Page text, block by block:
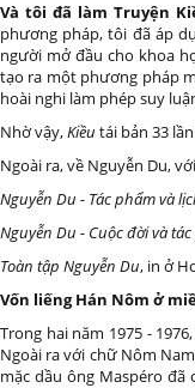
Và tôi đã làm Truyện
phương pháp, tôi đã áp
người mở đầu cho khoa
tạo ra một phương pháp
hoài nghi làm phép suy
Nhờ vậy,Kiều tái bản 33
Ngoài ra, về Nguyễn Du,
Nguyễn Du - Tác phẩm và
Nguyễn Du - Cuộc đời và
Toàn tập Nguyễn Du, in ở
Vốn liếng Hán Nôm ở
Trong hai năm 1975 -
Ngoài ra với chữ Nôm
mặc dầu ông Maspéro